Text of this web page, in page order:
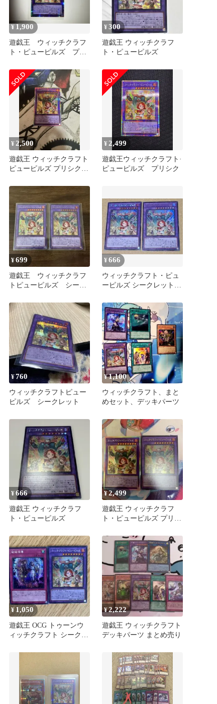
¥ 1,900
遊戯王 ウィッチクラフ
ト・ピューピルズ プリ
ト
¥300
遊戯王 ウィッチクラフ
ト・ピューピルズ
¥ 2,500
遊戯王 ウィッチクラフト
ピューピルズ プリシク
¥ 2,499
遊戯王ウィッチクラフト·
ピューピルズ プリシク
¥699
遊戯王 ウィッチクラフ
トピューピルズ シーク
ア
¥666
ウィッチクラフト・ピュ
ーピルズ シークレット
¥760
ウィッチクラフトピュー
ピルズ シークレット
¥1,100
ウィッチクラフト、まと
めセット、デッキパーツ
¥666
遊戯王 ウィッチクラフ
ト・ピューピルズ
¥2,499
遊戯王 ウィッチクラフ
ト・ピューピルズ プリズ
レア+UR
¥ 1,050
遊戯王 OCG トゥーンウ
ィッチクラフト シークレ
¥2,222
遊戯王 ウィッチクラフト
デッキパーツ まとめ売り